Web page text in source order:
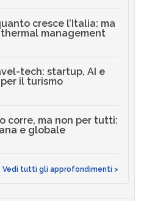
cresce l’Italia: ma
management
tech: startup, AI e
il turismo
corre, ma non per tutti:
e globale
Vedi tutti gli approfondimenti >